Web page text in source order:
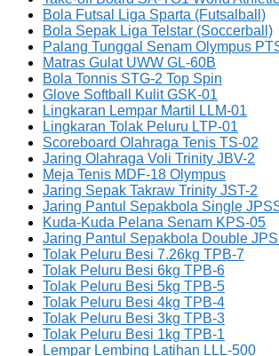
Bola Futsal Liga Sparta (Futsalball)
Bola Sepak Liga Telstar (Soccerball)
Palang Tunggal Senam Olympus
Matras Gulat UWW GL-60B
Bola Tonnis STG-2 Top Spin
Glove Softball Kulit GSK-01
Lingkaran Lempar Martil LLM-01
Lingkaran Tolak Peluru LTP-01
Scoreboard Olahraga Tenis TS-02
Jaring Olahraga Voli Trinity JBV-2
Meja Tenis MDF-18 Olympus
Jaring Sepak Takraw Trinity JST-2
Jaring Pantul Sepakbola Single
Kuda-Kuda Pelana Senam KPS-05
Jaring Pantul Sepakbola Double
Tolak Peluru Besi 7.26kg TPB-7
Tolak Peluru Besi 6kg TPB-6
Tolak Peluru Besi 5kg TPB-5
Tolak Peluru Besi 4kg TPB-4
Tolak Peluru Besi 3kg TPB-3
Tolak Peluru Besi 1kg TPB-1
Lempar Lembing Latihan LLL-500